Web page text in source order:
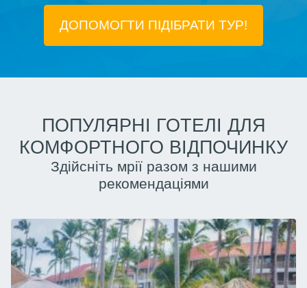
ДОПОМОГТИ ПІДIБРАТИ ТУР!
ПОПУЛЯРНІ ГОТЕЛІ ДЛЯ
КОМФОРТНОГО ВІДПОЧИНКУ
Здійсніть мрії разом з нашими
рекомендаціями